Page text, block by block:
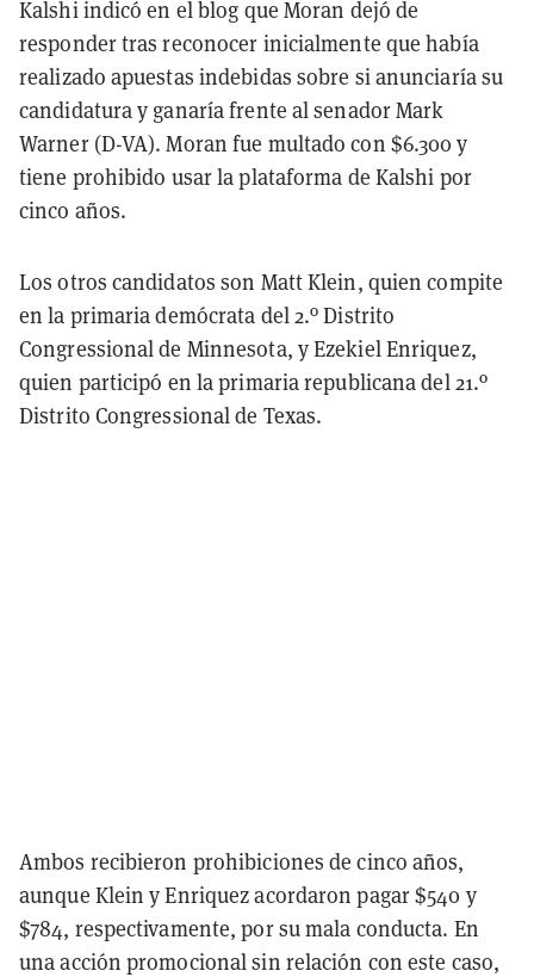
Kalshi indicó en el blog que Moran dejó de
responder tras reconocer inicialmente que había
realizado apuestas indebidas sobre si anunciaría su
candidatura y ganaría frente al senador Mark
Warner (D-VA). Moran fue multado con $6.300 y
tiene prohibido usar la plataforma de Kalshi por
cinco años.
Los otros candidatos son Matt Klein, quien compite
en la primaria demócrata del 2.º Distrito
Congressional de Minnesota, y Ezekiel Enriquez,
quien participó en la primaria republicana del 21.º
Distrito Congressional de Texas.
Ambos recibieron prohibiciones de cinco años,
aunque Klein y Enriquez acordaron pagar $540 y
$784, respectivamente, por su mala conducta. En
una acción promocional sin relación con este caso,